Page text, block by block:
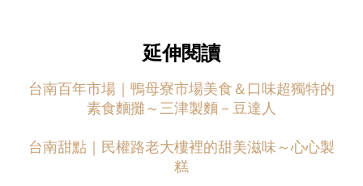
延伸閱讀
台南百年市場｜鴨母寮市場美食＆口味超獨特的
素食麵攤～三津製麵－豆達人
台南甜點｜民權路老大樓裡的甜美滋味～心心製
糕